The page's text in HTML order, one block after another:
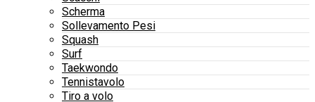
Scherma
Sollevamento Pesi
Squash
Surf
Taekwondo
Tennistavolo
Tiro a volo